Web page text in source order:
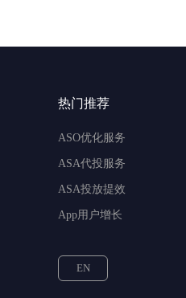
热门推荐
ASO优化服务
ASA代投服务
ASA投放提效
App用户增长
EN